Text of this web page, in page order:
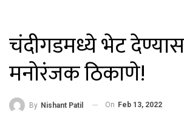
चंदीगडमध्ये भेट
मनोरंजक ठिकाणे!
By Nishant Patil On Feb 13, 2022